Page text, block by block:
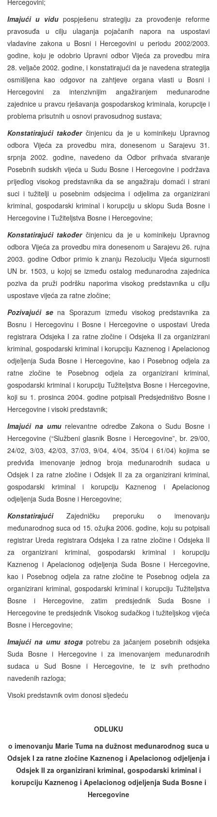
Imajući u vidu pospješenu strategiju za provođenje reforme
pravosuđa u cilju ulaganja pojačanih napora na uspostavi
vladavine zakona u Bosni i Hercegovini u periodu 2002/2003.
godine, koju je odobrio Upravni odbor Vijeća za provedbu mira
28. veljače 2002. godine, i konstatirajući da je navedena strategija
osmišljena kao odgovor na zahtjeve organa vlasti u Bosni i
Hercegovini za intenzivnijim angažiranjem međunarodne
zajednice u pravcu rješavanja gospodarskog kriminala, korupcije i
problema prisutnih u osnovi pravosudnog sustava;
Konstatirajući također činjenicu da je u kominikeju Upravnog
odbora Vijeća za provedbu mira, donesenom u Sarajevu 31.
srpnja 2002. godine, navedeno da Odbor prihvaća stvaranje
Posebnih sudskih vijeća u Sudu Bosne i Hercegovine i podržava
prijedlog visokog predstavnika da se angažiraju domaći i strani
suci i tužitelji u posebnim odsjecima i odjelima za organizirani
kriminal, gospodarski kriminal i korupciju u sklopu Suda Bosne i
Hercegovine i Tužiteljstva Bosne i Hercegovine;
Konstatirajući također činjenicu da je u kominikeju Upravnog
odbora Vijeća za provedbu mira donesenom u Sarajevu 26. rujna
2003. godine Odbor primio k znanju Rezoluciju Vijeća sigurnosti
UN br. 1503, u kojoj se između ostalog međunarodna zajednica
poziva da pruži podršku naporima visokog predstavnika u cilju
uspostave vijeća za ratne zločine;
Pozivajući sena Sporazum između visokog predstavnika za
Bosnu i Hercegovinu i Bosne i Hercegovine o uspostavi Ureda
registrara Odsjeka I za ratne zločine i Odsjeka II za organizirani
kriminal, gospodarski kriminal i korupciju Kaznenog i Apelacionog
odjeljenja Suda Bosne i Hercegovine, kao i Posebnog odjela za
ratne zločine te Posebnog odjela za organizirani kriminal,
gospodarski kriminal i korupciju Tužiteljstva Bosne i Hercegovine,
koji su 1. prosinca 2004. godine potpisali Predsjedništvo Bosne i
Hercegovine i visoki predstavnik;
Imajući na umurelevantne odredbe Zakona o Sudu Bosne i
Hercegovine (“Službeni glasnik Bosne i Hercegovine”, br. 29/00,
24/02, 3/03, 42/03, 37/03, 9/04, 4/04, 35/04 i 61/04) kojima se
predviđa imenovanje jednog broja međunarodnih sudaca u
Odsjek I za ratne zločine i Odsjek II za za organizirani kriminal,
gospodarski kriminal i korupciju Kaznenog i Apelacionog
odjeljenja Suda Bosne i Hercegovine;
KonstatirajućiZajedničku preporuku o imenovanju
međunarodnog suca od 15. ožujka 2006. godine, koju su potpisali
registrar Ureda registrara Odsjeka I za ratne zločine i Odsjeka II
za organizirani kriminal, gospodarski kriminal i korupciju
Kaznenog i Apelacionog odjeljenja Suda Bosne i Hercegovine,
kao i Posebnog odjela za ratne zločine te Posebnog odjela za
organizirani kriminal, gospodarski kriminal i korupciju Tužiteljstva
Bosne i Hercegovine, zatim predsjednik Suda Bosne i
Hercegovine te predsjednik Visokog sudačkog i tužiteljskog vijeća
Bosne i Hercegovine;
Imajući na umu stoga potrebu za jačanjem posebnih odsjeka
Suda Bosne i Hercegovine i za imenovanjem međunarodnih
sudaca u Sud Bosne i Hercegovine, te iz svih prethodno
navedenih razloga;
Visoki predstavnik ovim donosi sljedeću
ODLUKU
o imenovanju Marie Tuma na dužnost međunarodnog suca u
Odsjek I za ratne zločine Kaznenog i Apelacionog odjeljenja i
Odsjek II za organizirani kriminal, gospodarski kriminal i
korupciju Kaznenog i Apelacionog odjeljenja Suda Bosne i
Hercegovine